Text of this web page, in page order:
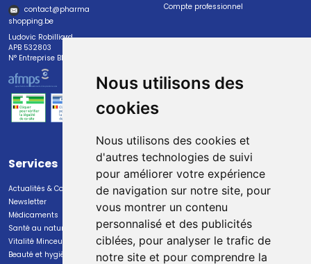
Nous utilisons des
cookies
Nous utilisons des cookies et
d'autres technologies de suivi
pour améliorer votre expérience
de navigation sur notre site, pour
vous montrer un contenu
personnalisé et des publicités
ciblées, pour analyser le trafic de
notre site et pour comprendre la
contact@pharma
shopping.be
Ludovic Robilliard
APB 532803
N° Entreprise BE0447.382.113
Compte professionnel
Services
Actualités & Conseils
Newsletter
Médicaments
Santé au naturel
Vitalité Minceur Nutrition
Beauté et hygiène
Paiement
Paiement sécurisé